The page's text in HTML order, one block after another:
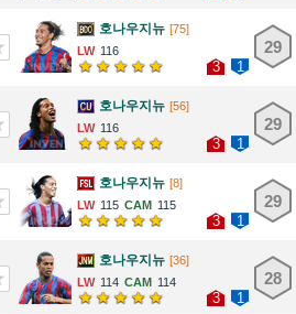
호나우지뉴 [75]
116
3 1
29
호나우지뉴 [56]
116
3 1
29
호나우지뉴 [8]
115
115
3 1
29
호나우지뉴 [36]
114
114
3 1
28